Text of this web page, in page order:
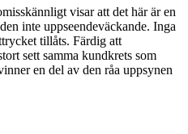
visar att det här är en
inte uppseendeväckande. Inga
tillåts. Färdig att
sett samma kundkrets som
en del av den råa uppsynen